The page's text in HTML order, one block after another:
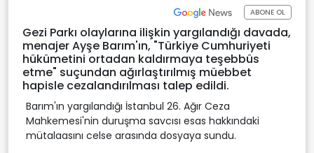
ABONE OL
Gezi Parkı olaylarına ilişkin yargılandığı davada,
menajer Ayşe Barım'ın, "Türkiye Cumhuriyeti
hükümetini ortadan kaldırmaya teşebbüs
etme" suçundan ağırlaştırılmış müebbet
hapisle cezalandırılması talep edildi.
Barım'ın yargılandığı İstanbul 26. Ağır Ceza
Mahkemesi'nin duruşma savcısı esas hakkındaki
mütalaasını celse arasında dosyaya sundu.